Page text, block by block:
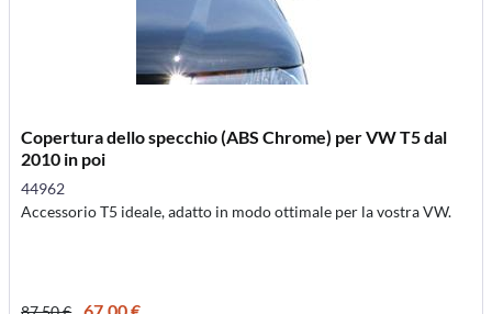
Copertura dello specchio (ABS Chrome) per VW T5 dal
2010 in poi
44962
Accessorio T5 ideale, adatto in modo ottimale per la vostra VW.